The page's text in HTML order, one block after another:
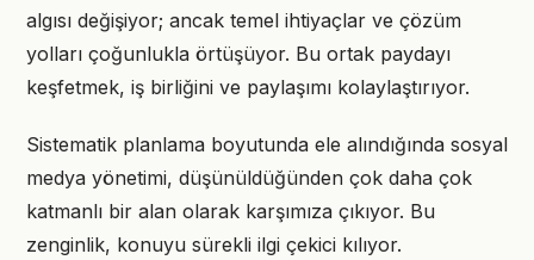
algısı değişiyor; ancak temel ihtiyaçlar ve çözüm
yolları çoğunlukla örtüşüyor. Bu ortak paydayı
keşfetmek, iş birliğini ve paylaşımı kolaylaştırıyor.
Sistematik planlama boyutunda ele alındığında sosyal
medya yönetimi, düşünüldüğünden çok daha çok
katmanlı bir alan olarak karşımıza çıkıyor. Bu
zenginlik, konuyu sürekli ilgi çekici kılıyor.